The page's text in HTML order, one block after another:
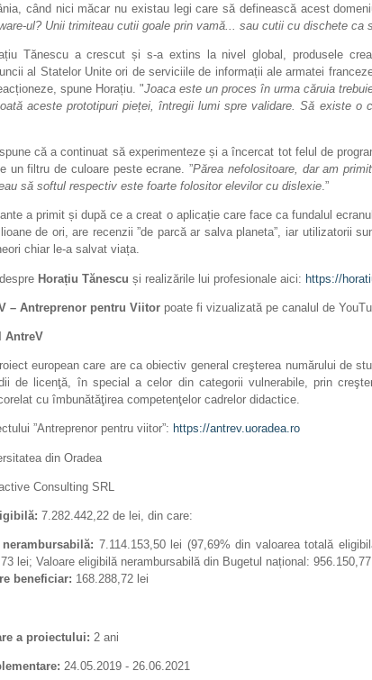
când nici măcar nu existau legi care să definească acest
ul? Unii trimiteau cutii goale prin vamă... sau cutii cu dischete ca
Tănescu a crescut și s-a extins la nivel global, produsele
al Statelor Unite ori de serviciile de informații ale armatei
spune Horațiu. "Joaca este un proces în urma căruia
aceste prototipuri pieței, întregii lumi spre validare. Să existe o
că a continuat să experimenteze și a încercat tot felul de
un filtru de culoare peste ecrane. ”Părea nefolositoare, dar am
să softul respectiv este foarte folositor elevilor cu dislexie.”
a primit și după ce a creat o aplicație care face ca fundalul
de ori, are recenzii ”de parcă ar salva planeta”, iar utilizatorii
chiar le-a salvat viața.
Horațiu Tănescu și realizările lui profesionale aici: https://
– Antreprenor pentru Viitorpoate fi vizualizată pe canalul de
AntreV
european care are ca obiectiv general creşterea numărului de
de licenţă, în special a celor din categorii vulnerabile, prin
cu îmbunătăţirea competenţelor cadrelor didactice.
”Antreprenor pentru viitor”: https://antrev.uoradea.ro
din Oradea
Consulting SRL
7.282.442,22 de lei, din care:
nerambursabilă: 7.114.153,50 lei (97,69% din valoarea totală
lei; Valoare eligibilă nerambursabilă din Bugetul național:
beneficiar: 168.288,72 lei
a proiectului: 2 ani
24.05.2019 - 26.06.2021